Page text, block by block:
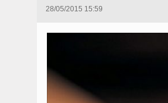
28/05/2015 15:59